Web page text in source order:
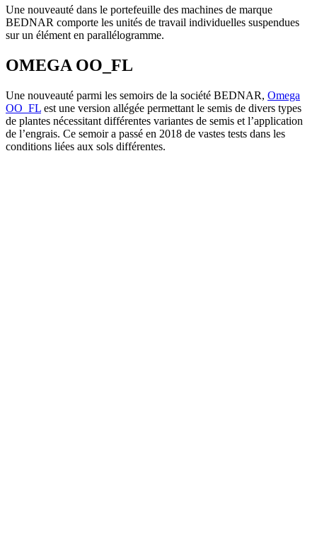
Une nouveauté dans le portefeuille des machines de marque
BEDNAR comporte les unités de travail individuelles suspendues
sur un élément en parallélogramme.
OMEGA OO_FL
Une nouveauté parmi les semoirs de la société BEDNAR, Omega
OO_FL est une version allégée permettant le semis de divers types
de plantes nécessitant différentes variantes de semis et l’application
de l’engrais. Ce semoir a passé en 2018 de vastes tests dans les
conditions liées aux sols différentes.